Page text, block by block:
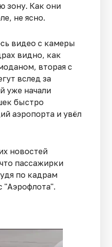
зону. Как они
не ясно.
видео с камеры
видно, как
вторая с
вслед за
уже начали
быстро
аэропорта и увёл
новостей
пассажирки
по кадрам
"Аэрофлота".